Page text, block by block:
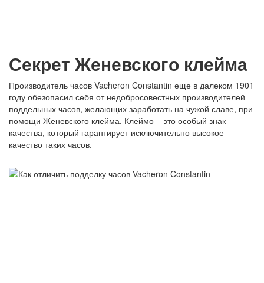
Секрет Женевского клейма
Производитель часов Vacheron Constantin еще в далеком 1901
году обезопасил себя от недобросовестных производителей
поддельных часов, желающих заработать на чужой славе, при
помощи Женевского клейма. Клеймо – это особый знак
качества, который гарантирует исключительно высокое
качество таких часов.